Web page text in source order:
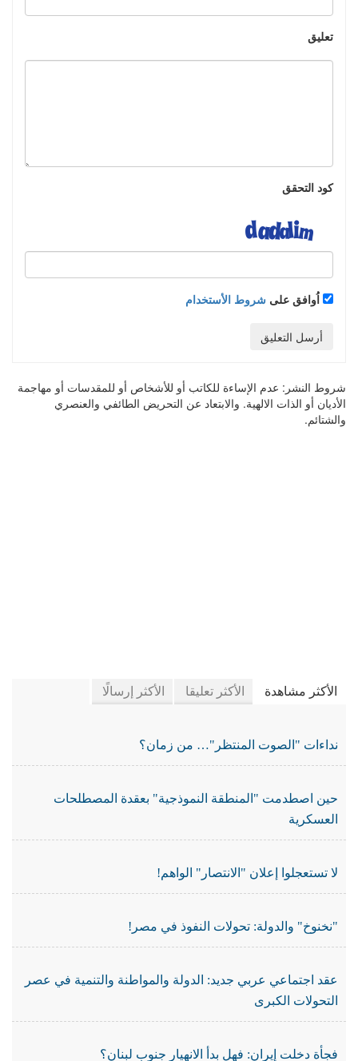
تعليق
كود التحقق
اُوافق على شروط الأستخدام
أرسل التعليق
شروط النشر: عدم الإساءة للكاتب أو للأشخاص أو للمقدسات أو مهاجمة
الأديان أو الذات الالهية. والابتعاد عن التحريض الطائفي والعنصري
والشتائم.
الأكثر مشاهدة الأكثر تعليقا الأكثر إرسالًا
نداءات "الصوت المنتظر"… من زمان؟
حين اصطدمت "المنطقة النموذجية" بعقدة المصطلحات
العسكرية
لا تستعجلوا إعلان "الانتصار" الواهم!
"نخنوخ" والدولة: تحولات النفوذ في مصر!
عقد اجتماعي عربي جديد: الدولة والمواطنة والتنمية في عصر
التحولات الكبرى
فجأة دخلت إيران: فهل بدأ الانهيار جنوب لبنان؟